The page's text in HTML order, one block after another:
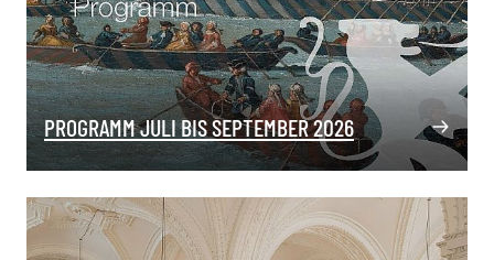
PROGRAMM JULI BIS SEPTEMBER 2026